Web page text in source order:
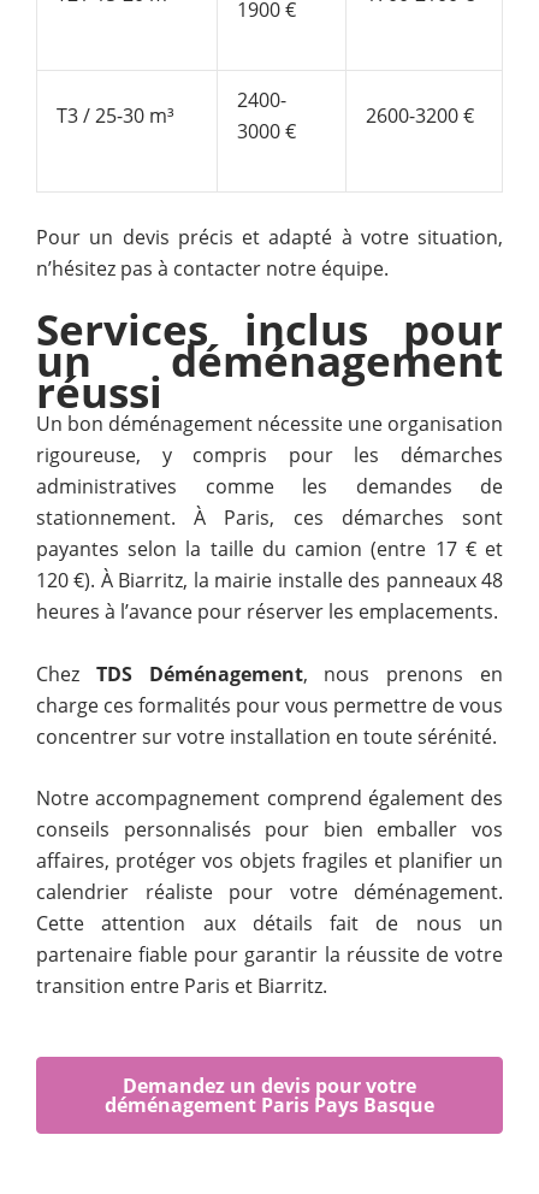
1900 €
T3 / 25-30 m³
2400-
3000 €
2600-3200 €
Pour un devis précis et adapté à votre situation,
n’hésitez pas à contacter notre équipe.
Services inclus pour
un déménagement
réussi
Un bon déménagement nécessite une organisation
rigoureuse, y compris pour les démarches
administratives comme les demandes de
stationnement. À Paris, ces démarches sont
payantes selon la taille du camion (entre 17 € et
120 €). À Biarritz, la mairie installe des panneaux 48
heures à l’avance pour réserver les emplacements.
Chez TDS Déménagement, nous prenons en
charge ces formalités pour vous permettre de vous
concentrer sur votre installation en toute sérénité.
Notre accompagnement comprend également des
conseils personnalisés pour bien emballer vos
affaires, protéger vos objets fragiles et planifier un
calendrier réaliste pour votre déménagement.
Cette attention aux détails fait de nous un
partenaire fiable pour garantir la réussite de votre
transition entre Paris et Biarritz.
Demandez un devis pour votre
déménagement Paris Pays Basque